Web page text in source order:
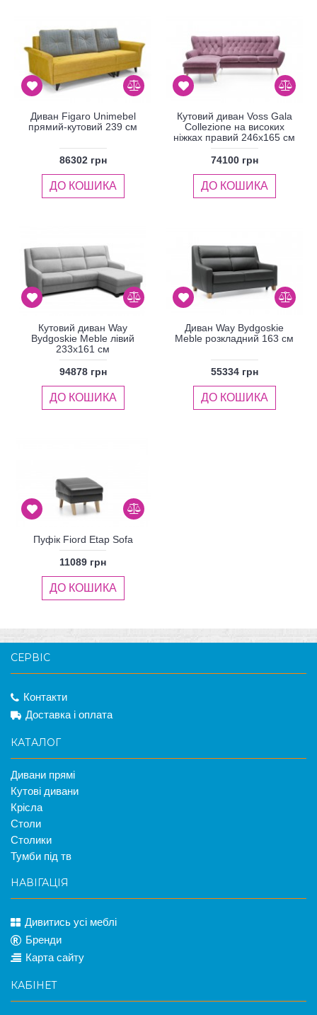
Диван Figaro Unimebel
прямий-кутовий 239 см
86302 грн
ДО КОШИКА
Кутовий диван Voss Gala
Collezione на високих
ніжках правий 246x165 см
74100 грн
ДО КОШИКА
Кутовий диван Way
Bydgoskie Meble лівий
233х161 см
94878 грн
ДО КОШИКА
Диван Way Bydgoskie
Meble розкладний 163 см
55334 грн
ДО КОШИКА
Пуфік Fiord Etap Sofa
11089 грн
ДО КОШИКА
СЕРВІС
Контакти
Доставка і оплата
КАТАЛОГ
Дивани прямі
Кутові дивани
Крісла
Столи
Столики
Тумби під тв
НАВІГАЦІЯ
Дивитись усі меблі
Бренди
Карта сайту
КАБІНЕТ